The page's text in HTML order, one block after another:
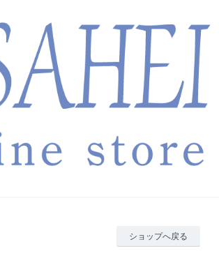
ショップへ戻る